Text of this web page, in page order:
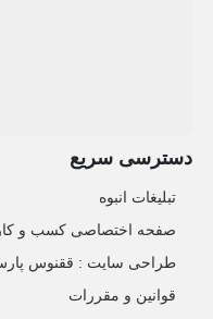
دسترسی سریع
تبلیغات انبوه
صفحه اختصاصی کسب و
طراحی سایت :‌ ققنوس
قوانین و مقررات